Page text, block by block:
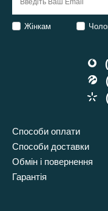
Способи оплати
Способи доставки
Обмін і повернення
Гарантія
Жінкам